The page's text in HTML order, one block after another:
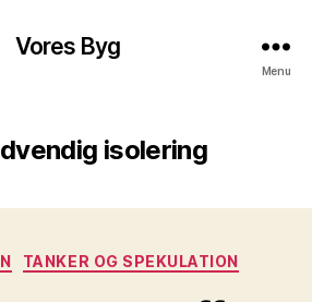
Vores Byg
Menu
isolering
Kategorier
TANKER OG SPEKULATION